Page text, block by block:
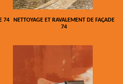
74
NETTOYAGE ET RAVALEMENT DE FAÇADE
74